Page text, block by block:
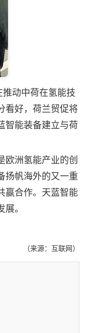
动中荷在氢能技
看好，荷兰贸促将
智能装备建立与荷
洲氢能产业的创
扬帆海外的又一重
赢合作。天蓝智能
。
（来源：互联网）